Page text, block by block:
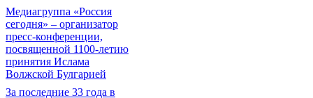
Медиагруппа «Россия
сегодня» – организатор
пресс-конференции,
посвященной 1100-летию
принятия Ислама
Волжской Булгарией
За последние 33 года в